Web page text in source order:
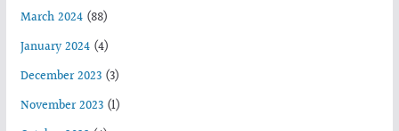
March 2024(88)
January 2024(4)
December 2023(3)
November 2023(1)